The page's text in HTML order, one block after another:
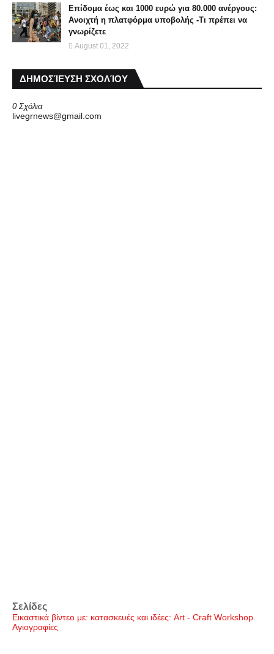
Επίδομα έως και 1000 ευρώ για 80.000 ανέργους:
Ανοιχτή η πλατφόρμα υποβολής -Τι πρέπει να
γνωρίζετε
August 01, 2022
ΔΗΜΟΣΊΕΥΣΗ ΣΧΟΛΊΟΥ
0 Σχόλια
livegrnews@gmail.com
Σελίδες
Εικαστικά βίντεο με: κατασκευές και ιδέες: Art - Craft Workshop
Αγιογραφίες